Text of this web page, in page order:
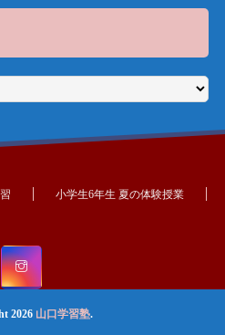
小学生6年生 夏の体験授業
2026 山口学習塾.